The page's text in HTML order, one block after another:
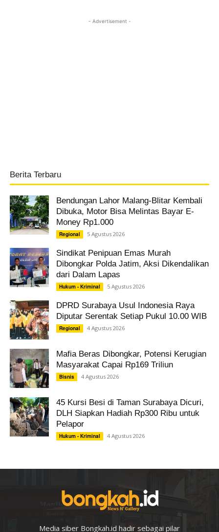
- Advertisement -
Berita Terbaru
Bendungan Lahor Malang-Blitar Kembali
Dibuka, Motor Bisa Melintas Bayar E-
Money Rp1.000
Regional 5 Agustus 2026
Sindikat Penipuan Emas Murah
Dibongkar Polda Jatim, Aksi Dikendalikan
dari Dalam Lapas
Hukum - Kriminal 5 Agustus 2026
DPRD Surabaya Usul Indonesia Raya
Diputar Serentak Setiap Pukul 10.00 WIB
Regional 4 Agustus 2026
Mafia Beras Dibongkar, Potensi Kerugian
Masyarakat Capai Rp169 Triliun
Bisnis 4 Agustus 2026
45 Kursi Besi di Taman Surabaya Dicuri,
DLH Siapkan Hadiah Rp300 Ribu untuk
Pelapor
Hukum - Kriminal 4 Agustus 2026
Media siber Bongkah.id hadir sebagai pilar